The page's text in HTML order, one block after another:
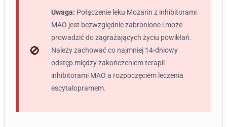
Uwaga: Połączenie leku Mozarin z inhibitorami
MAO jest bezwzględnie zabronione i może
prowadzić do zagrażających życiu powikłań.
Należy zachować co najmniej 14-dniowy
odstęp między zakończeniem terapii
inhibitorami MAO a rozpoczęciem leczenia
escytalopramem.